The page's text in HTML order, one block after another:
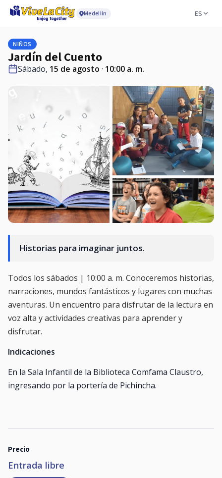
Medellín ES
NIÑOS
Jardín del Cuento
Sábado, 15 de agosto · 10:00 a. m.
Historias para imaginar juntos.
Todos los sábados | 10:00 a. m. Conoceremos historias,
narraciones, mundos fantásticos y lugares con muchas
aventuras. Un encuentro para disfrutar de la lectura en
voz alta y actividades creativas para aprender y
disfrutar.
Indicaciones
En la Sala Infantil de la Biblioteca Comfama Claustro,
ingresando por la portería de Pichincha.
Precio
Entrada libre